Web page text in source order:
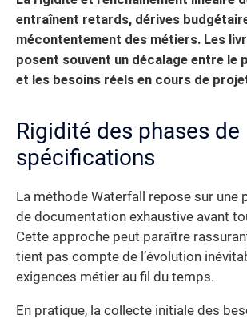
entraînent retards, dérives
mécontentement des métiers. Les
posent souvent un décalage entre le
et les besoins réels en cours de
Rigidité des phases de
spécifications
La méthode Waterfall repose sur une
de documentation exhaustive avant
Cette approche peut paraître
tient pas compte de l’évolution
exigences métier au fil du temps.
En pratique, la collecte initiale des